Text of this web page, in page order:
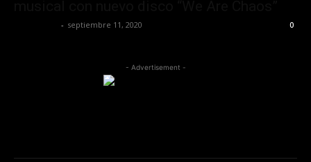
- septiembre 11, 2020 0
- Advertisement -